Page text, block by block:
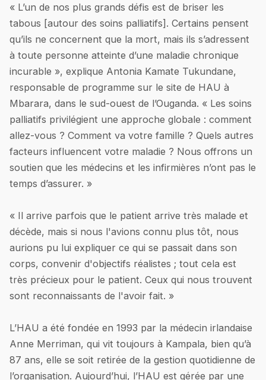
« L’un de nos plus grands défis est de briser les
tabous [autour des soins palliatifs]. Certains pensent
qu’ils ne concernent que la mort, mais ils s’adressent
à toute personne atteinte d’une maladie chronique
incurable », explique Antonia Kamate Tukundane,
responsable de programme sur le site de HAU à
Mbarara, dans le sud-ouest de l’Ouganda. « Les soins
palliatifs privilégient une approche globale : comment
allez-vous ? Comment va votre famille ? Quels autres
facteurs influencent votre maladie ? Nous offrons un
soutien que les médecins et les infirmières n’ont pas le
temps d’assurer. »
« Il arrive parfois que le patient arrive très malade et
décède, mais si nous l'avions connu plus tôt, nous
aurions pu lui expliquer ce qui se passait dans son
corps, convenir d'objectifs réalistes ; tout cela est
très précieux pour le patient. Ceux qui nous trouvent
sont reconnaissants de l'avoir fait. »
L’HAU a été fondée en 1993 par la médecin irlandaise
Anne Merriman, qui vit toujours à Kampala, bien qu’à
87 ans, elle se soit retirée de la gestion quotidienne de
l’organisation. Aujourd’hui, l’HAU est gérée par une